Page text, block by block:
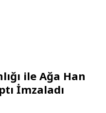
ile Ağa Han
İmzaladı